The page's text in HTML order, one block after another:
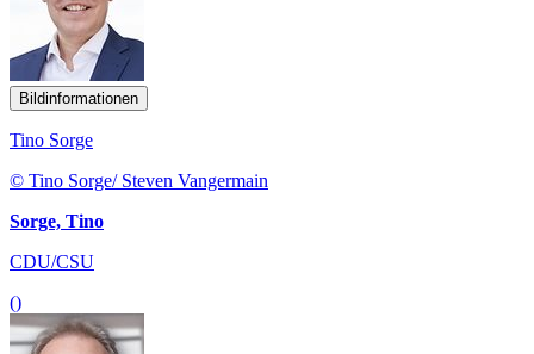
Bildinformationen
Tino Sorge
© Tino Sorge/ Steven Vangermain
Sorge, Tino
CDU/CSU
()